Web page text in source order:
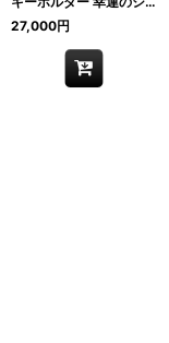
27,000円